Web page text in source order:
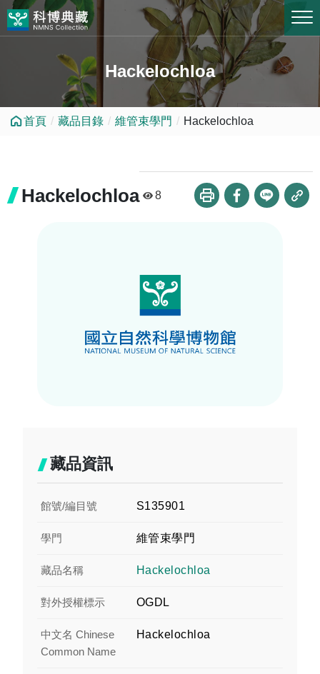
跳到中央內容區塊
Hackelochloa
首頁 藏品目錄 維管束學門 Hackelochloa
Hackelochloa 8
藏品資訊
館號/編目號 S135901
學門 維管束學門
藏品名稱 Hackelochloa
對外授權標示 OGDL
中文名 Chinese
Common Name
Hackelochloa